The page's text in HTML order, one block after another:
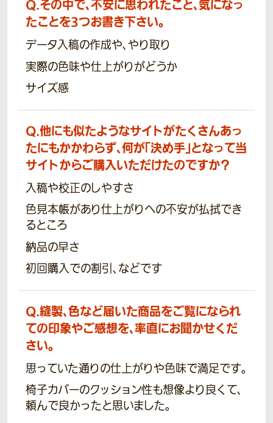
Q.その中で、不安に思われたこと、気になっ
たことを3つお書き下さい。
データ入稿の作成や、やり取り
実際の色味や仕上がりがどうか
サイズ感
Q.他にも似たようなサイトがたくさんあっ
たにもかかわらず、何が「決め手」となって当
サイトからご購入いただけたのですか？
入稿や校正のしやすさ
色見本帳があり仕上がりへの不安が払拭でき
るところ
納品の早さ
初回購入での割引、などです
Q.縫製、色など届いた商品をご覧になられ
ての印象やご感想を、率直にお聞かせくだ
さい。
思っていた通りの仕上がりや色味で満足です。
椅子カバーのクッション性も想像より良くて、
頼んで良かったと思いました。